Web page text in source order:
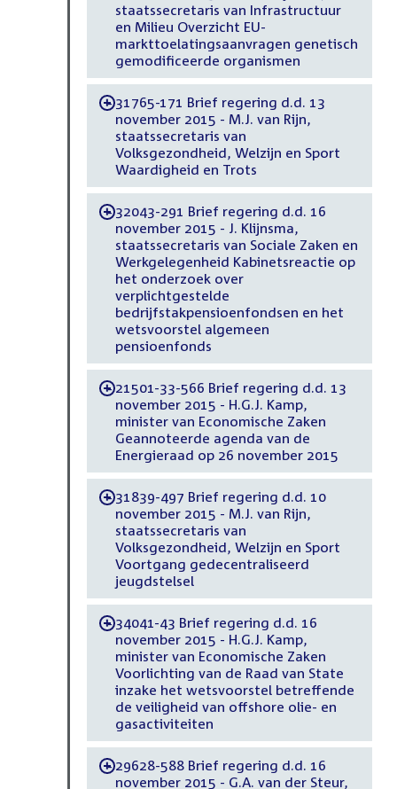
staatssecretaris van Infrastructuur
en Milieu Overzicht EU-
markttoelatingsaanvragen genetisch
gemodificeerde organismen
-31765-171 Brief regering d.d. 13
november 2015 - M.J. van Rijn,
staatssecretaris van
Volksgezondheid, Welzijn en Sport
Waardigheid en Trots
-32043-291 Brief regering d.d. 16
november 2015 - J. Klijnsma,
staatssecretaris van Sociale Zaken en
Werkgelegenheid Kabinetsreactie op
het onderzoek over
verplichtgestelde
bedrijfstakpensioenfondsen en het
wetsvoorstel algemeen
pensioenfonds
-21501-33-566 Brief regering d.d. 13
november 2015 - H.G.J. Kamp,
minister van Economische Zaken
Geannoteerde agenda van de
Energieraad op 26 november 2015
-31839-497 Brief regering d.d. 10
november 2015 - M.J. van Rijn,
staatssecretaris van
Volksgezondheid, Welzijn en Sport
Voortgang gedecentraliseerd
jeugdstelsel
-34041-43 Brief regering d.d. 16
november 2015 - H.G.J. Kamp,
minister van Economische Zaken
Voorlichting van de Raad van State
inzake het wetsvoorstel betreffende
de veiligheid van offshore olie- en
gasactiviteiten
-29628-588 Brief regering d.d. 16
november 2015 - G.A. van der Steur,